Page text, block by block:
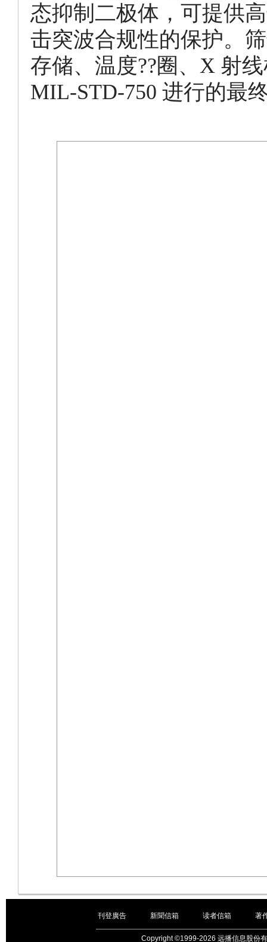
态抑制二极体，可提供
击突波合规性的保护。
存储、温度??圈、X 射
MIL-STD-750 进行的最
刊登廣告 新聞信箱 读者信箱 著
Copyright ©1999-2026 远播信息股份